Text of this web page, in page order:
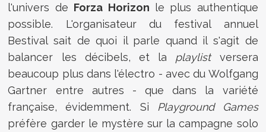
l'univers de Forza Horizon le plus authentique
possible. L'organisateur du festival annuel
Bestival sait de quoi il parle quand il s'agit de
balancer les décibels, et la playlistversera
beaucoup plus dans l'électro - avec du Wolfgang
Gartner entre autres - que dans la variété
française, évidemment. Si
Playground Games
préfère garder le mystère sur la campagne solo